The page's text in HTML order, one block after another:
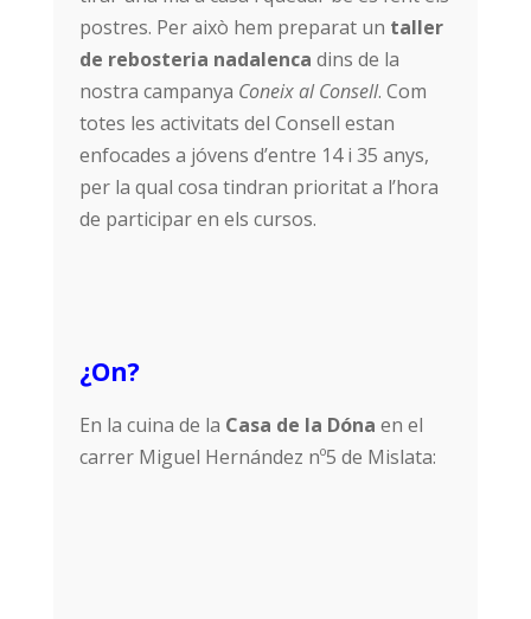
postres. Per això hem preparat un taller
de rebosteria nadalenca dins de la
nostra campanya Coneix al Consell. Com
totes les activitats del Consell estan
enfocades a jóvens d’entre 14 i 35 anys,
per la qual cosa tindran prioritat a l’hora
de participar en els cursos.
¿On?
En la cuina de la Casa de la Dóna en el
carrer Miguel Hernández nº5 de Mislata: